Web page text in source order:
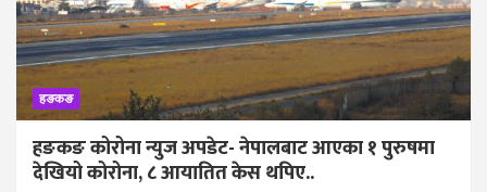
हङकङ
हङकङ कोरोना न्युज अपडेट- नेपालबाट आएका १ पुरुषमा
देखियो कोरोना, ८ आयातित केस थपिए..